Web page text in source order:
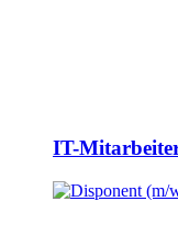
IT-